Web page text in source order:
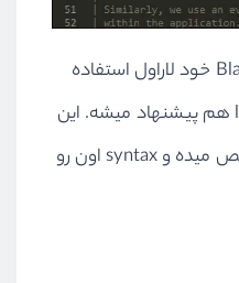
اگر از سیستم Blade Template خود لاراول استفاده
می‌کنید پکیج laravel-blade هم پیشنهاد میشه. این
پکیج کدهای blade رو تشخیص میده و syntax اون رو